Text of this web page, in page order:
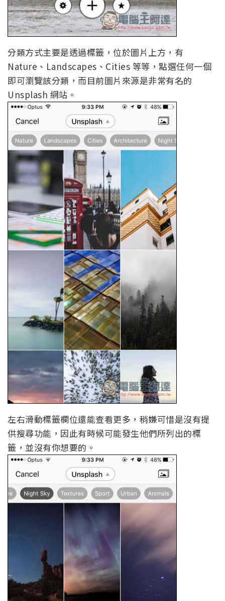
分類方式主要是透過標籤，位於圖片上方，有
Nature、Landscapes、Cities 等等，點選任何一個
即可瀏覽該分類，而目前圖片來源是非常有名的
Unsplash 網站。
左右滑動標籤欄位還能查看更多，稍嫌可惜是沒有提
供搜尋功能，因此有時候可能發生他們所列出的標
籤，並沒有你想要的。